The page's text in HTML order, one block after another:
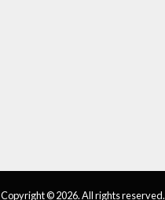
Copyright © 2026. All rights reserved.